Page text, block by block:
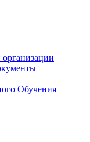
организации
Обучения